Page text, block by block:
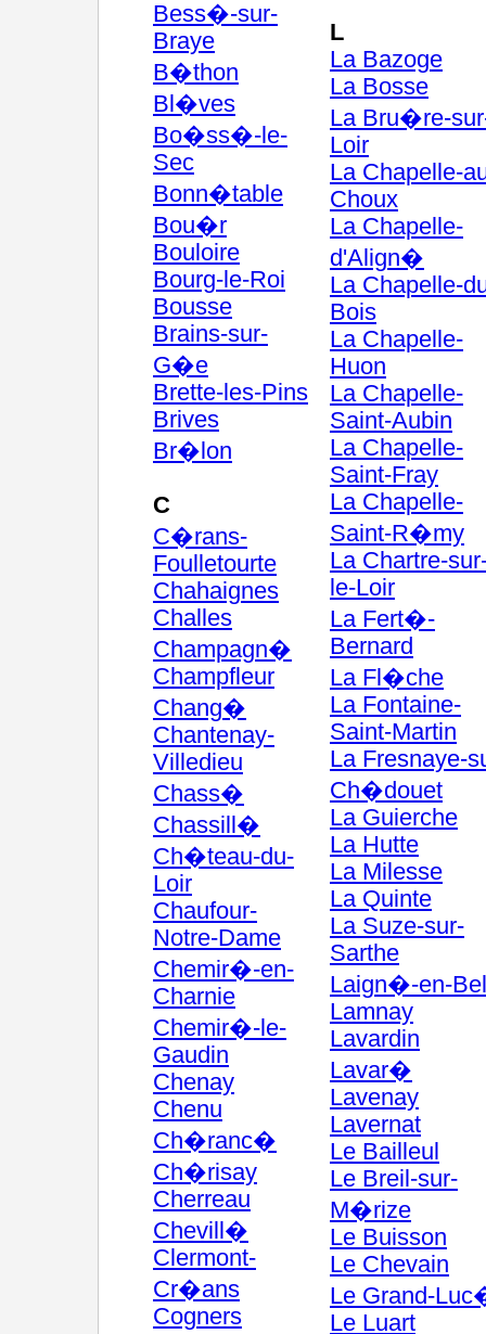
Bess�-sur-
Braye
B�thon
Bl�ves
Bo�ss�-le-
Sec
Bonn�table
Bou�r
Bouloire
Bourg-le-Roi
Bousse
Brains-sur-
G�e
Brette-les-Pins
Brives
Br�lon
C
C�rans-
Foulletourte
Chahaignes
Challes
Champagn�
Champfleur
Chang�
Chantenay-
Villedieu
Chass�
Chassill�
Ch�teau-du-
Loir
Chaufour-
Notre-Dame
Chemir�-en-
Charnie
Chemir�-le-
Gaudin
Chenay
Chenu
Ch�ranc�
Ch�risay
Cherreau
Chevill�
Clermont-
Cr�ans
Cogners
L
La Bazoge
La Bosse
La Bru�re-
Loir
La Chapelle-
Choux
La Chapelle-
d'Align�
La Chapelle-
Bois
La Chapelle-
Huon
La Chapelle-
Saint-Aubin
La Chapelle-
Saint-Fray
La Chapelle-
Saint-R�my
La Chartre-
le-Loir
La Fert�-
Bernard
La Fl�che
La Fontaine-
Saint-Martin
La Fresnaye-
Ch�douet
La Guierche
La Hutte
La Milesse
La Quinte
La Suze-sur-
Sarthe
Laign�-en-
Lamnay
Lavardin
Lavar�
Lavenay
Lavernat
Le Bailleul
Le Breil-sur-
M�rize
Le Buisson
Le Chevain
Le Grand-
Le Luart